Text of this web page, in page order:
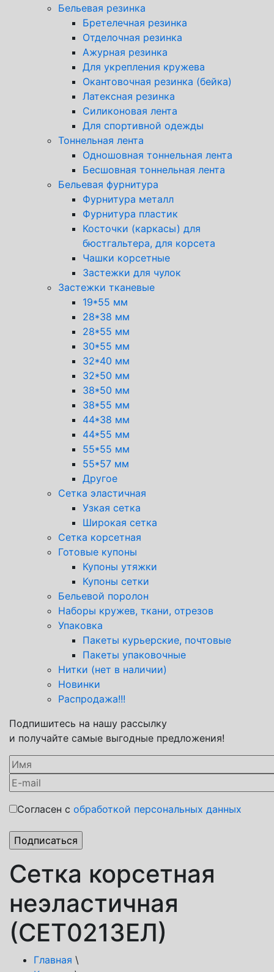
Бельевая резинка
Бретелечная резинка
Отделочная резинка
Ажурная резинка
Для укрепления кружева
Окантовочная резинка (бейка)
Латексная резинка
Силиконовая лента
Для спортивной одежды
Тоннельная лента
Одношовная тоннельная лента
Бесшовная тоннельная лента
Бельевая фурнитура
Фурнитура металл
Фурнитура пластик
Косточки (каркасы) для
бюстгальтера, для корсета
Чашки корсетные
Застежки для чулок
Застежки тканевые
19*55 мм
28*38 мм
28*55 мм
30*55 мм
32*40 мм
32*50 мм
38*50 мм
38*55 мм
44*38 мм
44*55 мм
55*55 мм
55*57 мм
Другое
Сетка эластичная
Узкая сетка
Широкая сетка
Сетка корсетная
Готовые купоны
Купоны утяжки
Купоны сетки
Бельевой поролон
Наборы кружев, ткани, отрезов
Упаковка
Пакеты курьерские, почтовые
Пакеты упаковочные
Нитки (нет в наличии)
Новинки
Распродажа!!!
Подпишитесь на нашу рассылку
и получайте самые выгодные предложения!
Согласен с обработкой персональных данных
Сетка корсетная
неэластичная
(СЕТ021ЗЕЛ)
Главная \